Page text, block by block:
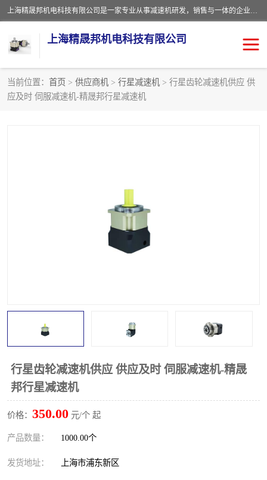
上海精晟邦机电科技有限公司是一家专业从事减速机研发，销售与一体的企业。公司拥有资深技术人员和技术团队服务人才，致力于为广大客户提供专业，细致的产品服务。主营产品有：中型减速电机，微型调速电机，精密行星减速机，蜗轮蜗杆减速机，RFKS四大系列减速机，SKM双曲面齿轮减速机，齿轮减速电机，行星减速机，防爆电机，变频器等系列；产品广泛用于汽车，船舶，能源，环保，包装，物流等领域，欢迎咨询。
上海精晟邦机电科技有限公司
当前位置： 首页 > 供应商机 > 行星减速机 > 行星齿轮减速机供应 供
应及时 伺服减速机-精晟邦行星减速机
行星齿轮减速机供应 供应及时 伺服减速机-精晟
邦行星减速机
价格： 350.00 元/个 起
产品数量： 1000.00个
发货地址： 上海市浦东新区
减速电机
东元电机